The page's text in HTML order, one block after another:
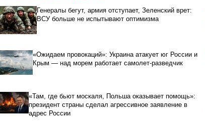
Генералы бегут, армия отступает, Зеленский врет:
ВСУ больше не испытывают оптимизма
«Ожидаем провокаций»: Украина атакует юг России и
Крым — над морем работает самолет-разведчик
«Там, где бьют москаля, Польша оказывает помощь»:
президент страны сделал агрессивное заявление в
адрес России